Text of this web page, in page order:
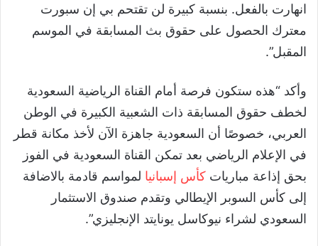
انهارت بالفعل. بنسبة كبيرة لن تقتحم بي إن سبورت
معترك الحصول على حقوق بث المسابقة في الموسم
المقبل”.
وأكد “هذه ستكون فرصة أمام القناة الرياضية السعودية
لخطف حقوق المسابقة ذات الشعبية الكبيرة في الوطن
العربي، خصوصًا أن السعودية جاهزة الآن لأخذ مكانة قطر
في الإعلام الرياضي بعد تمكن القناة السعودية في الفوز
بحق إذاعة مباريات كأس إسبانيا لمواسم قادمة بالاضافة
إلى كأس السوبر الإيطالي وتقدم صندوق الاستثمار
السعودي لشراء نيوكاسل يونايتد الإنجليزي”
.